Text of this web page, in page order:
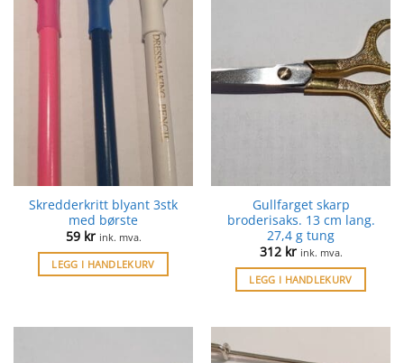
Skredderkritt blyant 3stk
med børste
59 kr ink. mva.
LEGG I HANDLEKURV
Gullfarget skarp
broderisaks. 13 cm lang.
27,4 g tung
312 kr ink. mva.
LEGG I HANDLEKURV